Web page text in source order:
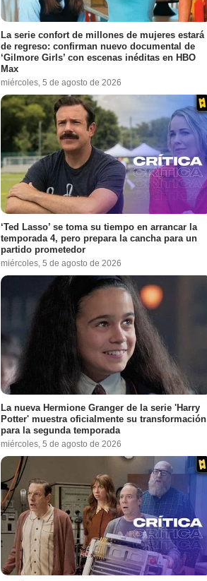
La serie confort de millones de mujeres estará
de regreso: confirman nuevo documental de
‘Gilmore Girls’ con escenas inéditas en HBO
Max
miércoles, 5 de agosto de 2026
‘Ted Lasso’ se toma su tiempo en arrancar la
temporada 4, pero prepara la cancha para un
partido prometedor
miércoles, 5 de agosto de 2026
La nueva Hermione Granger de la serie 'Harry
Potter' muestra oficialmente su transformación
para la segunda temporada
miércoles, 5 de agosto de 2026